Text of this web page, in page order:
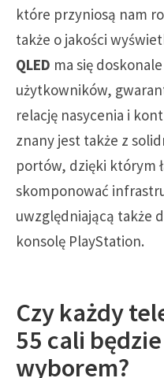
które przyniosą nam
także o jakości
QLED ma się
użytkowników,
relację nasycenia i
znany jest także z
portów, dzięki którym
skomponować
uwzględniającą także
konsolę PlayStation.
Czy każdy
55 cali
wyborem?